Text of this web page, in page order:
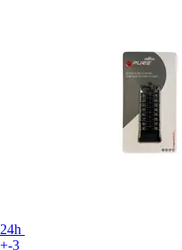
24h
+-3